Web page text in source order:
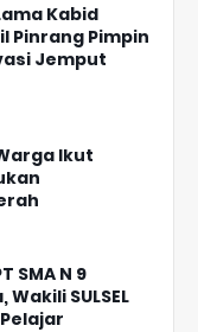
Kabid
Pinrang Pimpin
Jemput
Ikut
SMA N 9
SULSEL